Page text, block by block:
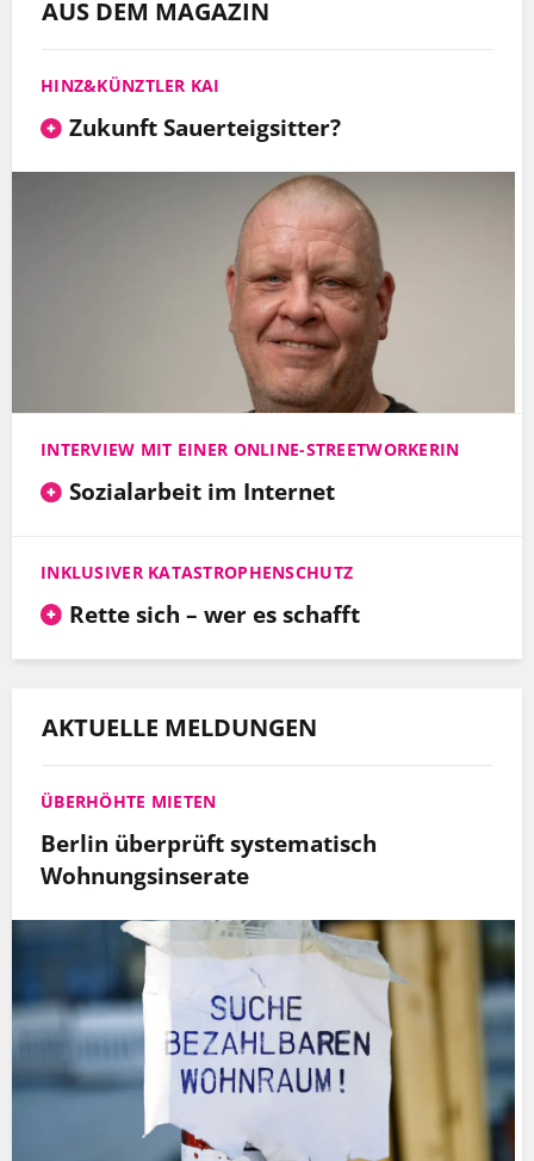
AUS DEM MAGAZIN
HINZ&KÜNZTLER KAI
Zukunft Sauerteigsitter?
INTERVIEW MIT EINER ONLINE-STREETWORKERIN
Sozialarbeit im Internet
INKLUSIVER KATASTROPHENSCHUTZ
Rette sich – wer es schafft
AKTUELLE MELDUNGEN
ÜBERHÖHTE MIETEN
Berlin überprüft systematisch
Wohnungsinserate